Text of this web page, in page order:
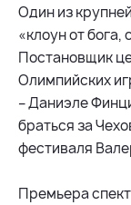
Один из
«клоун от
Постановщик
Олимпийских
– Даниэле
браться за
фестиваля
Премьера